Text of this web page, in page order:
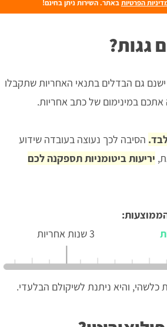
הפרטיותבאתר. השירות ניתן בחינם!
גגות?
גם הבדלים בתנאי האחריות שתקבלו
במינימום של כתב אחריות.
הסיבה לכך נעוצה בעובדה שידוע
יריעות ביטומניות תספקנה לכם
3 שנות אחריות
והיא ניתנת לשיקולם הבלעדי.